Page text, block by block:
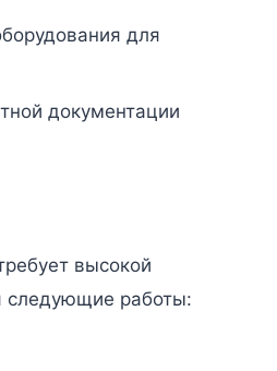
для
документации
высокой
следующие работы: